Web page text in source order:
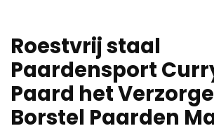
Roestvrij staal
Paardensport
Paard het
Borstel Paarden